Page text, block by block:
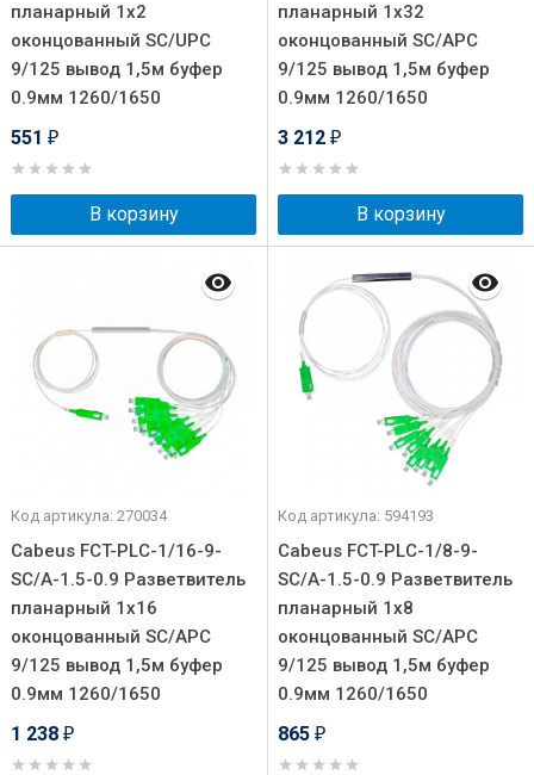
планарный 1х2
оконцованный SC/UPC
9/125 вывод 1,5м буфер
0.9мм 1260/1650
551 ₽
В корзину
планарный 1х32
оконцованный SC/APC
9/125 вывод 1,5м буфер
0.9мм 1260/1650
3 212 ₽
В корзину
Код артикула: 270034
Cabeus FCT-PLC-1/16-9-
SC/A-1.5-0.9 Разветвитель
планарный 1х16
оконцованный SC/APC
9/125 вывод 1,5м буфер
0.9мм 1260/1650
1 238 ₽
Код артикула: 594193
Cabeus FCT-PLC-1/8-9-
SC/A-1.5-0.9 Разветвитель
планарный 1х8
оконцованный SC/APC
9/125 вывод 1,5м буфер
0.9мм 1260/1650
865 ₽